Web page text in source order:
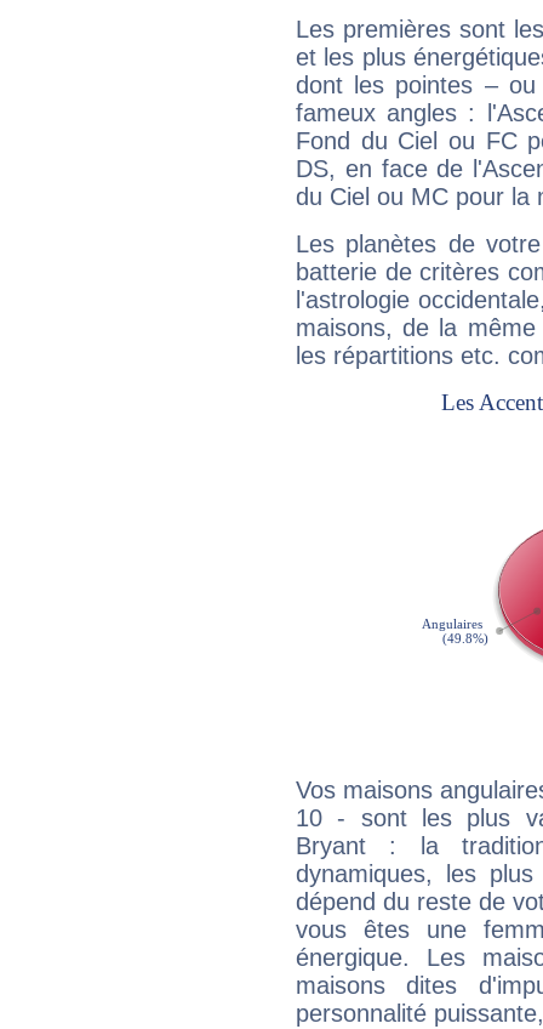
Les premières sont
et les plus
dont les pointes –
fameux angles :
Fond du Ciel ou FC
DS, en face de
du Ciel ou MC pour la
Les planètes de
batterie de critères
l'astrologie
maisons, de la
les répartitions etc.
Vos maisons
10 - sont les plus
Bryant : la
dynamiques, les
dépend du reste de
vous êtes une
énergique. Les
maisons dites
personnalité